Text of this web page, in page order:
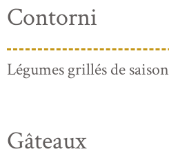
Contorni
Légumes grillés de saison
Gâteaux